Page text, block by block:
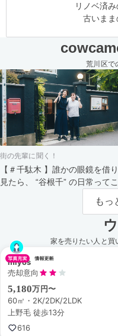
リノベ済
古いま
荒川区で
街の先輩に聞く！
【＃千駄木 】誰かの眼鏡を借
見たら、 “谷根千” の日常って
もっ
家を売りたい人と買
miyos
売却意向
5,180万円〜
60㎡・2K/2DK/2LDK
上野毛 徒歩13分
616